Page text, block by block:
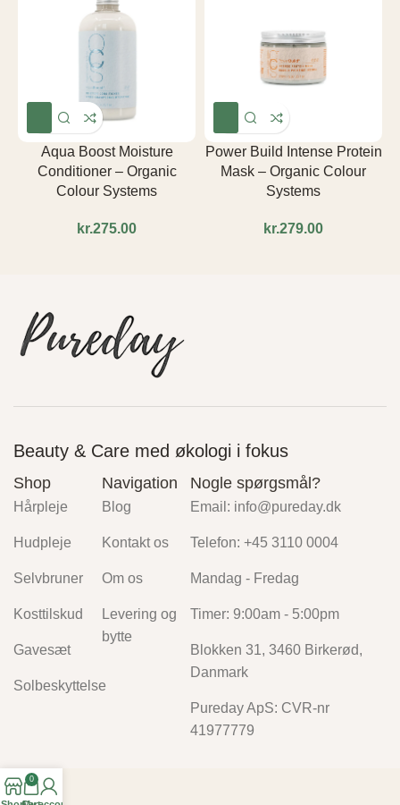
Aqua Boost Moisture
Conditioner – Organic
Colour Systems
kr.
Power Build Intense Protein
Mask – Organic Colour
Systems
kr.
Beauty & Care med økologi i fokus
Shop
Hårpleje
Hudpleje
Selvbruner
Kosttilskud
Gavesæt
Solbeskyttelse
Navigation
Blog
Kontakt os
Om os
Levering og
bytte
Nogle spørgsmål?
Email: info@pureday.dk
Telefon: +45 3110 0004
Mandag - Fredag
Timer: 9:00am - 5:00pm
Blokken 31, 3460 Birkerød,
Danmark
Pureday ApS: CVR-nr
41977779
0